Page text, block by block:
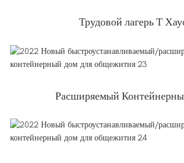
Трудовой лагерь Т
Расширяемый